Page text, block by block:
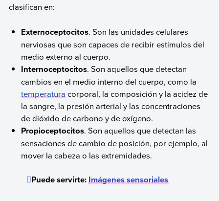
clasifican en:
Externoceptocitos. Son las unidades celulares
nerviosas que son capaces de recibir estímulos del
medio externo al cuerpo.
Internoceptocitos. Son aquellos que detectan
cambios en el medio interno del cuerpo, como la
temperaturacorporal, la composición y la acidez de
la sangre, la presión arterial y las concentraciones
de dióxido de carbono y de oxígeno.
Propioceptocitos. Son aquellos que detectan las
sensaciones de cambio de posición, por ejemplo, al
mover la cabeza o las extremidades.
Puede servirte:Imágenes sensoriales